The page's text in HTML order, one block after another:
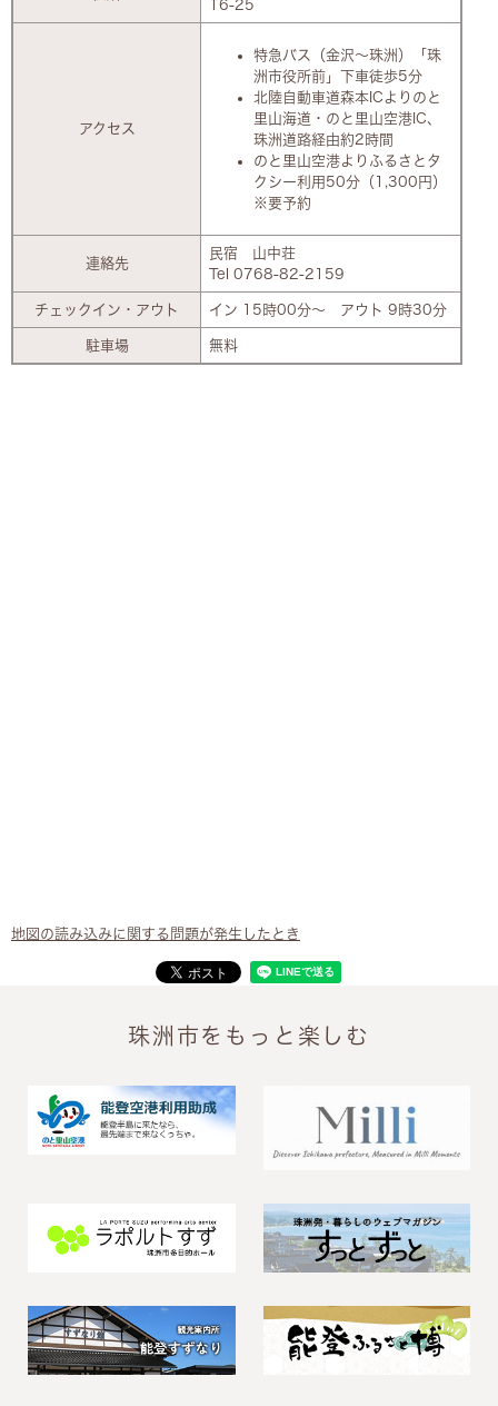
16-25
アクセス
特急バス（金沢～珠洲）「珠
洲市役所前」下車徒歩5分
北陸自動車道森本ICよりのと
里山海道・のと里山空港IC、
珠洲道路経由約2時間
のと里山空港よりふるさとタ
クシー利用50分（1,300円）
※要予約
連絡先
民宿 山中荘
Tel 0768-82-2159
チェックイン・アウト イン 15時00分～ アウト 9時30分
駐車場 無料
地図の読み込みに関する問題が発生したとき
珠洲市をもっと楽しむ